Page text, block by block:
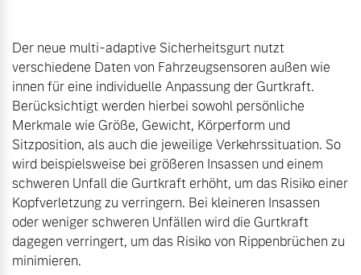
Der neue multi-adaptive Sicherheitsgurt nutzt
verschiedene Daten von Fahrzeugsensoren außen wie
innen für eine individuelle Anpassung der Gurtkraft.
Berücksichtigt werden hierbei sowohl persönliche
Merkmale wie Größe, Gewicht, Körperform und
Sitzposition, als auch die jeweilige Verkehrssituation. So
wird beispielsweise bei größeren Insassen und einem
schweren Unfall die Gurtkraft erhöht, um das Risiko einer
Kopfverletzung zu verringern. Bei kleineren Insassen
oder weniger schweren Unfällen wird die Gurtkraft
dagegen verringert, um das Risiko von Rippenbrüchen zu
minimieren.